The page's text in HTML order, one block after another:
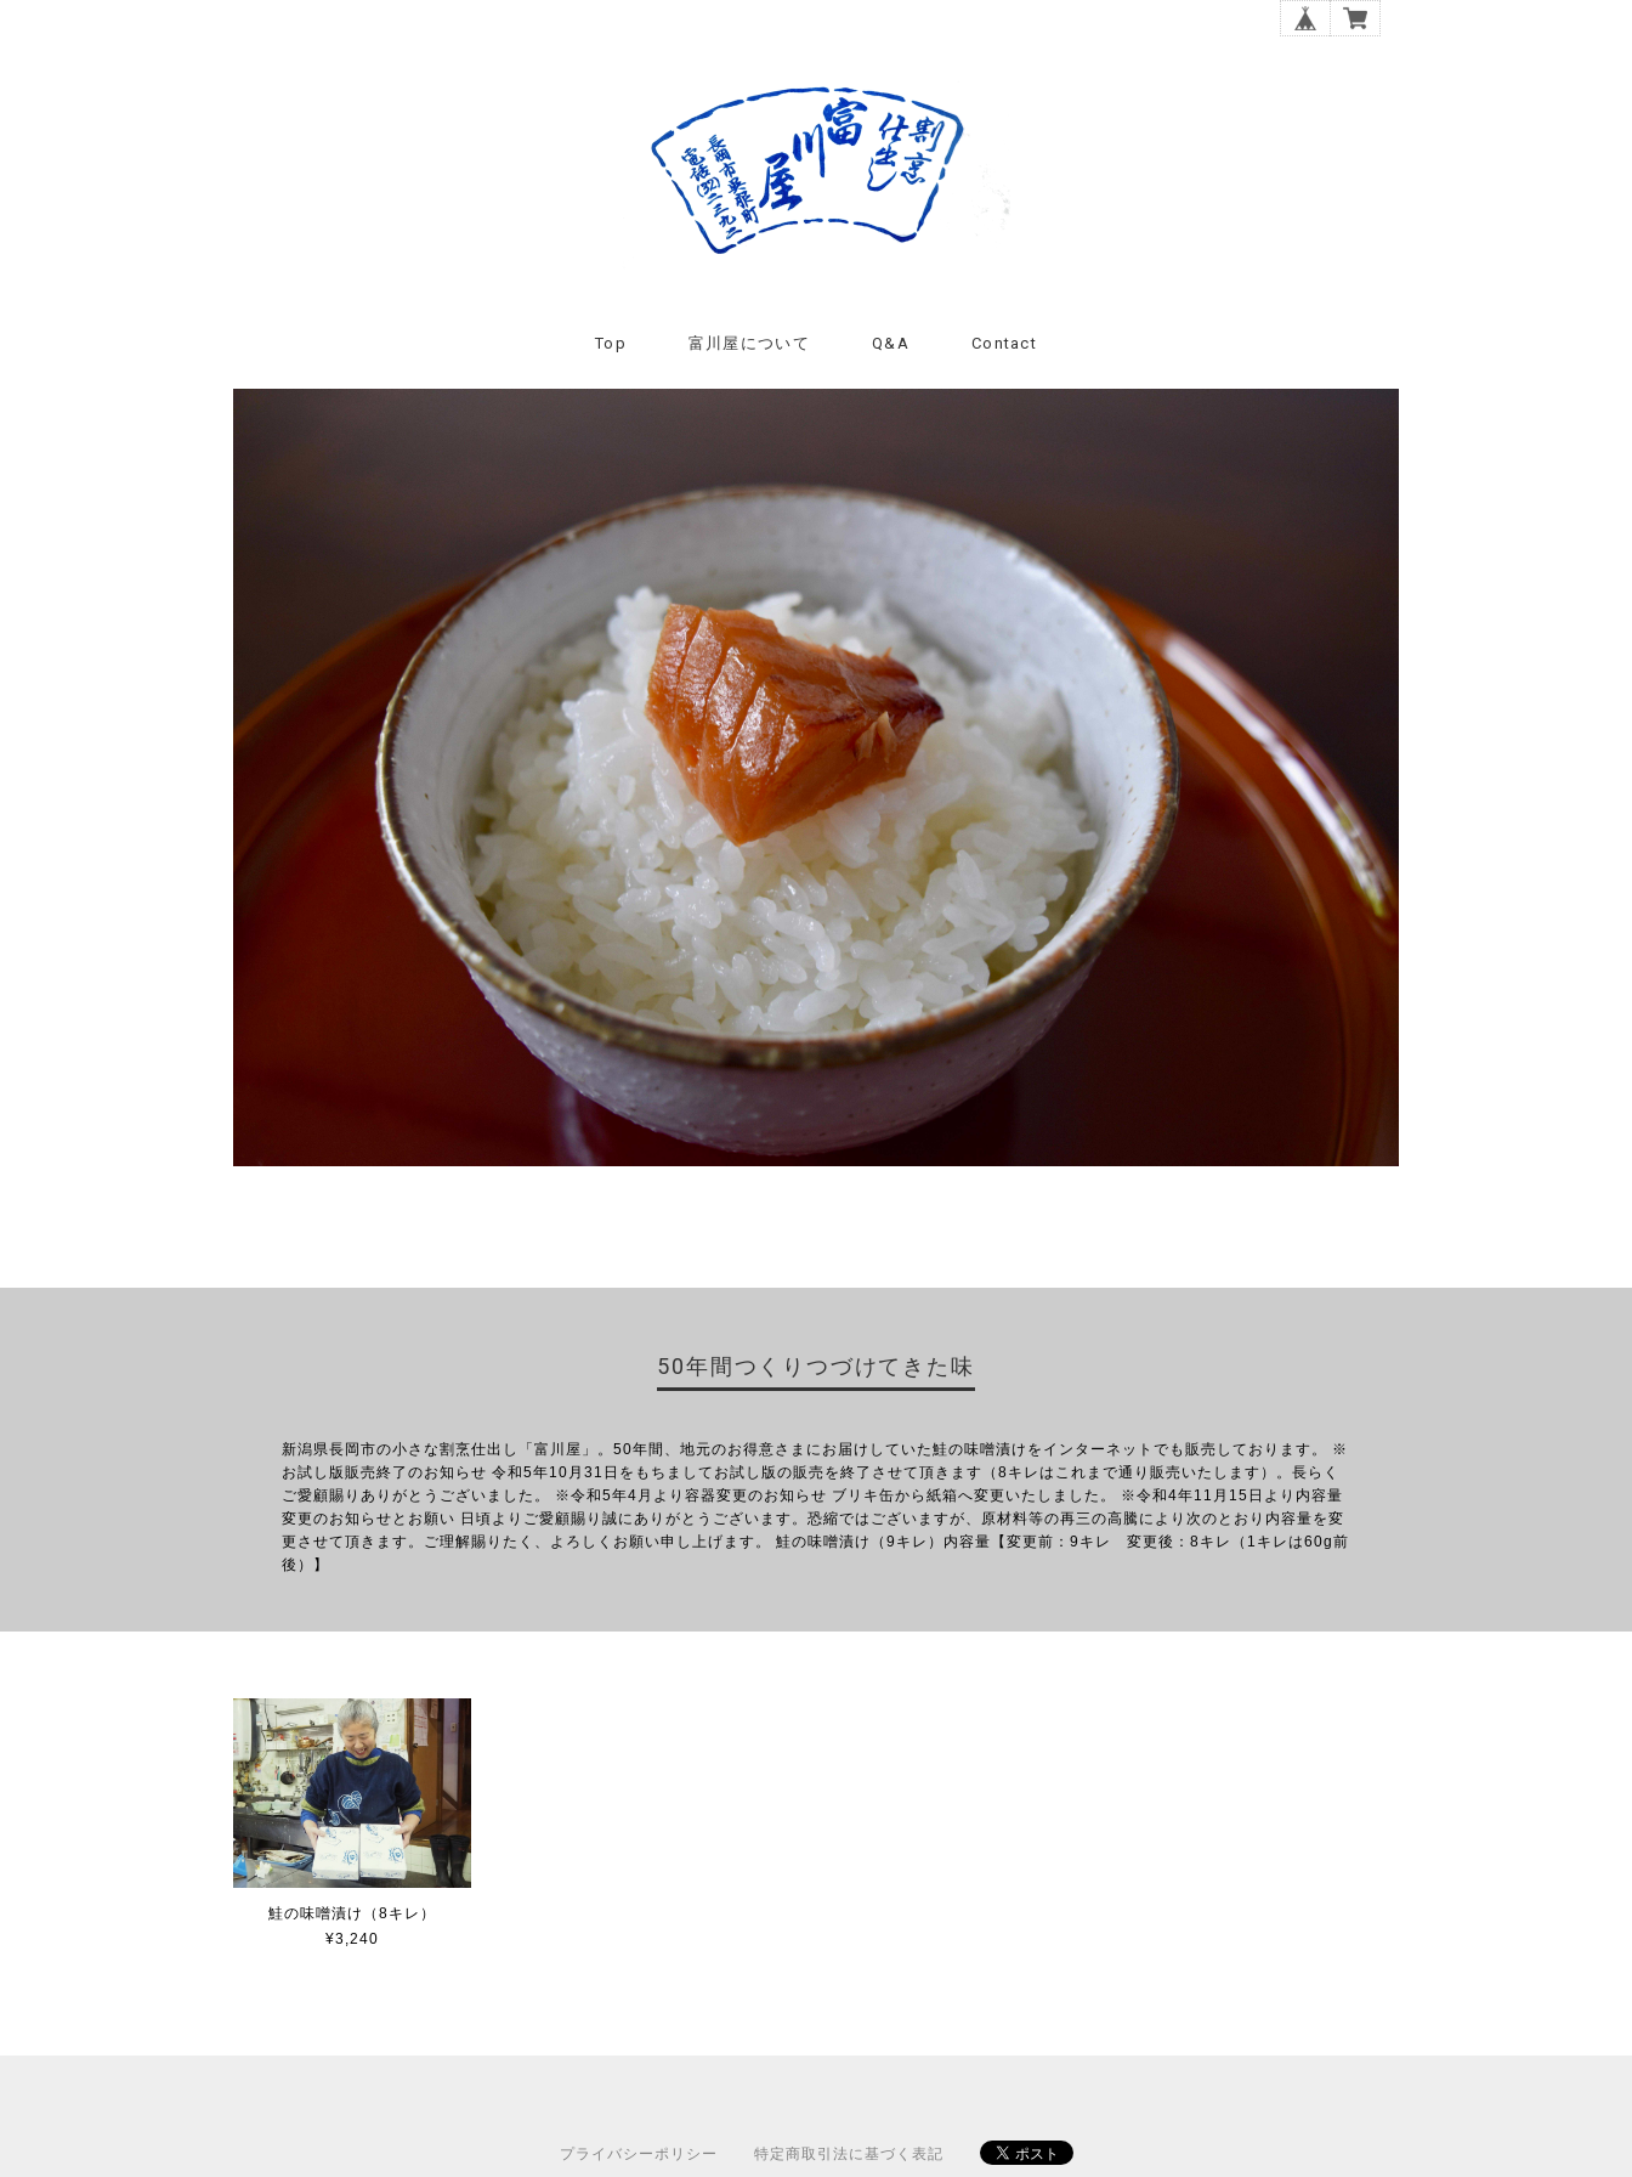
Top 富川屋について Q&A Contact
50年間つくりつづけてきた味
新潟県長岡市の小さな割烹仕出し「富川屋」。50年間、地元のお得意さまにお届けしていた鮭の味噌漬けをインターネットでも販売しております。 ※
お試し版販売終了のお知らせ 令和5年10月31日をもちましてお試し版の販売を終了させて頂きます（8キレはこれまで通り販売いたします）。長らく
ご愛顧賜りありがとうございました。 ※令和5年4月より容器変更のお知らせ ブリキ缶から紙箱へ変更いたしました。 ※令和4年11月15日より内容量
変更のお知らせとお願い 日頃よりご愛顧賜り誠にありがとうございます。恐縮ではございますが、原材料等の再三の高騰により次のとおり内容量を変
更させて頂きます。ご理解賜りたく、よろしくお願い申し上げます。 鮭の味噌漬け（9キレ）内容量【変更前：9キレ 変更後：8キレ（1キレは60g前
後）】
鮭の味噌漬け（8キレ）
¥3,240
プライバシーポリシー 特定商取引法に基づく表記